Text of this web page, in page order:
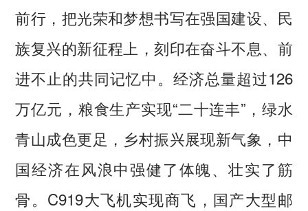
前行，把光荣和梦想书写在强国建设、民
族复兴的新征程上，刻印在奋斗不息、前
进不止的共同记忆中。经济总量超过126
万亿元，粮食生产实现“二十连丰”，绿水
青山成色更足，乡村振兴展现新气象，中
国经济在风浪中强健了体魄、壮实了筋
骨。C919大飞机实现商飞，国产大型邮